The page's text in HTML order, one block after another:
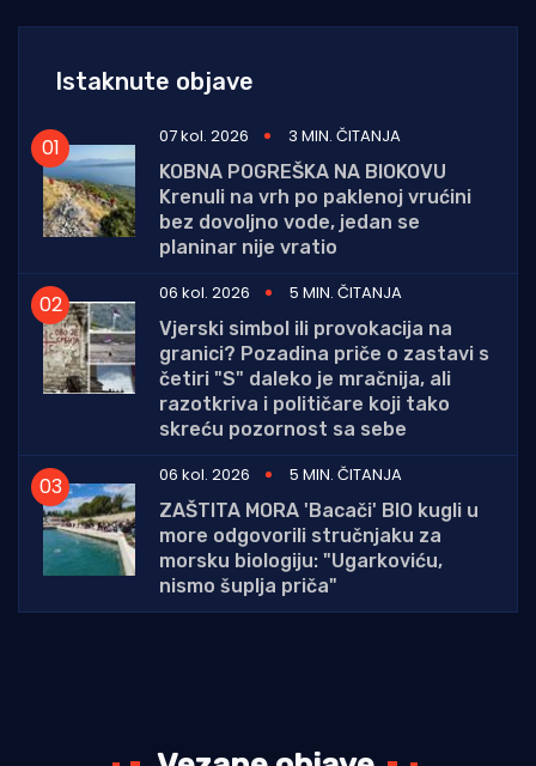
Istaknute objave
07 kol. 2026
3 MIN. ČITANJA
KOBNA POGREŠKA NA BIOKOVU
Krenuli na vrh po paklenoj vrućini
bez dovoljno vode, jedan se
planinar nije vratio
06 kol. 2026
5 MIN. ČITANJA
Vjerski simbol ili provokacija na
granici? Pozadina priče o zastavi s
četiri "S" daleko je mračnija, ali
razotkriva i političare koji tako
skreću pozornost sa sebe
06 kol. 2026
5 MIN. ČITANJA
ZAŠTITA MORA 'Bacači' BIO kugli u
more odgovorili stručnjaku za
morsku biologiju: "Ugarkoviću,
nismo šuplja priča"